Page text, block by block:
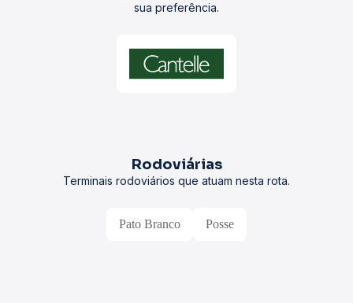
sua preferência.
Rodoviárias
Terminais rodoviários que atuam nesta rota.
Pato Branco Posse